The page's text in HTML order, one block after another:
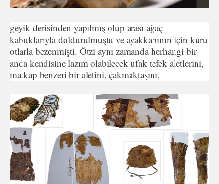
geyik derisinden yapılmış olup arası ağaç
kabuklarıyla doldurulmuştu ve ayakkabının için kuru
otlarla bezenmişti. Ötzi aynı zamanda herhangi bir
anda kendisine lazım olabilecek ufak tefek aletlerini,
matkap benzeri bir aletini, çakmaktaşını,